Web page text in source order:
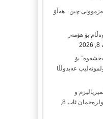
چین.. هەڵۆ
بۆ هۆمەر
بۆ
و
ئاب 8,